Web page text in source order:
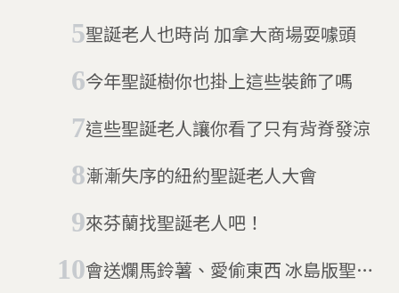
聖誕老人也時尚 加拿大商場耍噱頭
今年聖誕樹你也掛上這些裝飾了嗎
這些聖誕老人讓你看了只有背脊發涼
漸漸失序的紐約聖誕老人大會
來芬蘭找聖誕老人吧！
會送爛馬鈴薯、愛偷東西 冰島版聖誕